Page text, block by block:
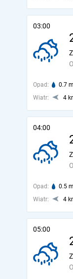
03:00
Opad: 0.7
Wiatr:
4
04:00
Opad: 0.5
Wiatr:
4
05:00